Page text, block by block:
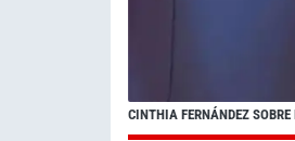
CINTHIA FERNÁNDEZ